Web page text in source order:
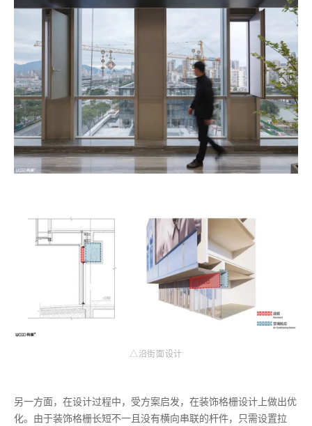
△沿街面设计
另一方面，在设计过程中，受方案启发，在装饰格栅设计上做出优
化。由于装饰格栅长短不一且没有横向串联的杆件，只需设置拉